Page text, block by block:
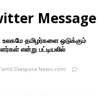
Message
தமிழர்களை ஒடுக்கும்
என்று பட்டியலில்
Diaspora News.com